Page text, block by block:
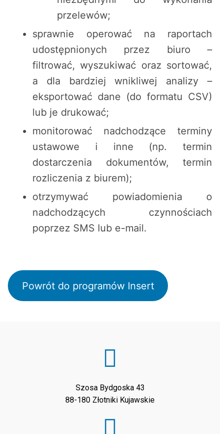
przelewów;
sprawnie operować na raportach
udostępnionych przez biuro –
filtrować, wyszukiwać oraz sortować,
a dla bardziej wnikliwej analizy –
eksportować dane (do formatu CSV)
lub je drukować;
monitorować nadchodzące terminy
ustawowe i inne (np. termin
dostarczenia dokumentów, termin
rozliczenia z biurem);
otrzymywać powiadomienia o
nadchodzących czynnościach
poprzez SMS lub e-mail.
Powrót do programów Insert
Szosa Bydgoska 43
88-180 Złotniki Kujawskie